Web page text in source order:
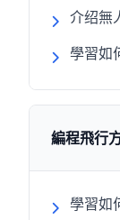
介绍無
學習如
編程飛行
學習如